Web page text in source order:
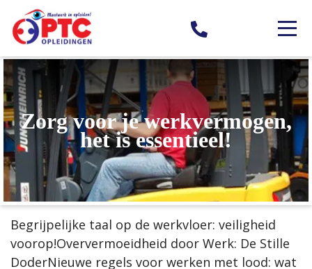
Zorg voor je werkvermogen,
het is essentieel!
Begrijpelijke taal op de werkvloer: veiligheid
voorop!Oververmoeidheid door Werk: De Stille
DoderNieuwe regels voor werken met lood: wat